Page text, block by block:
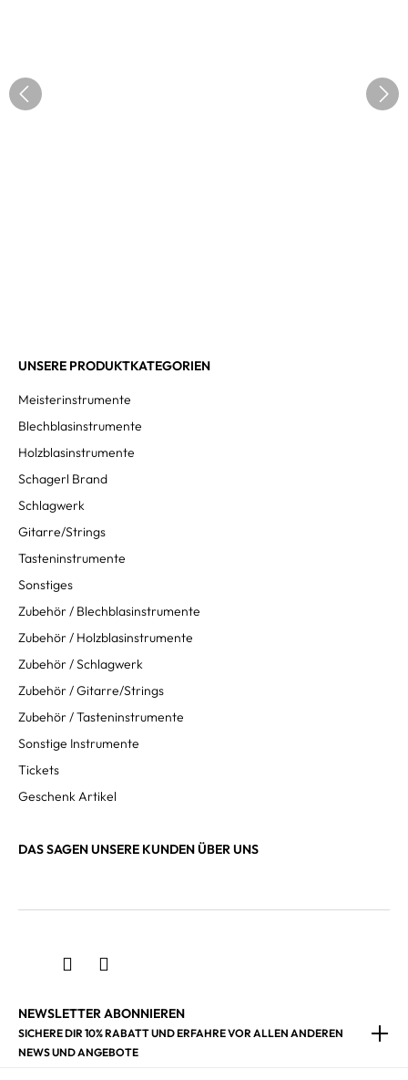
UNSERE PRODUKTKATEGORIEN
Meisterinstrumente
Blechblasinstrumente
Holzblasinstrumente
Schagerl Brand
Schlagwerk
Gitarre/Strings
Tasteninstrumente
Sonstiges
Zubehör / Blechblasinstrumente
Zubehör / Holzblasinstrumente
Zubehör / Schlagwerk
Zubehör / Gitarre/Strings
Zubehör / Tasteninstrumente
Sonstige Instrumente
Tickets
Geschenk Artikel
DAS SAGEN UNSERE KUNDEN ÜBER UNS
NEWSLETTER ABONNIEREN
SICHERE DIR 10% RABATT UND ERFAHRE VOR ALLEN ANDEREN
NEWS UND ANGEBOTE